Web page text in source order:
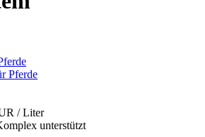
/ Liter
unterstützt